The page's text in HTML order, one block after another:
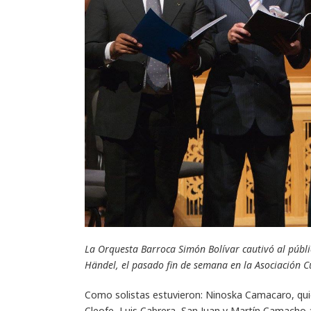
La Orquesta Barroca Simón Bolívar cautivó al
Händel, el pasado fin de semana en la
Como solistas estuvieron: Ninoska Camacaro,